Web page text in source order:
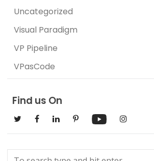
Uncategorized
Visual Paradigm
VP Pipeline
VPasCode
Find us On